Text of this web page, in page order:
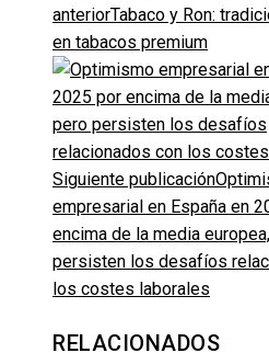
anteriorTabaco y Ron:
en tabacos premium
Siguiente publicación
empresarial en España en
encima de la media
persisten los desafíos
los costes laborales
RELACIONADOS